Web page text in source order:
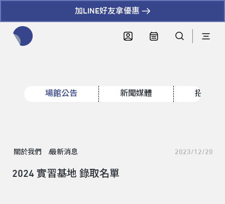
加LINE好友拿優惠
場館公告 新聞媒體 招標資
關於我們 最新消息 2023/12/20
2024 實習基地 錄取名單